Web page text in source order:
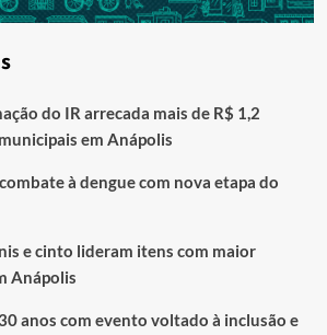
do IR arrecada mais de R$ 1,2
em Anápolis
à dengue com nova etapa do
e cinto lideram itens com maior
Anápolis
anos com evento voltado à inclusão e